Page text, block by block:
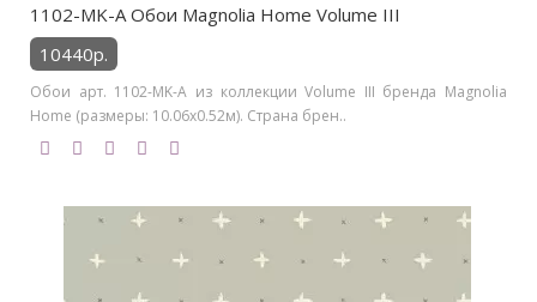
1102-MK-A Обои Magnolia Home Volume III
10440р.
Обои арт. 1102-MK-A из коллекции Volume III бренда Magnolia
Home (размеры: 10.06х0.52м). Страна брен..